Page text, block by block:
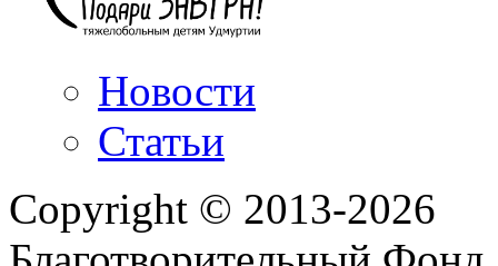
Новости
Статьи
Copyright © 2013-2026